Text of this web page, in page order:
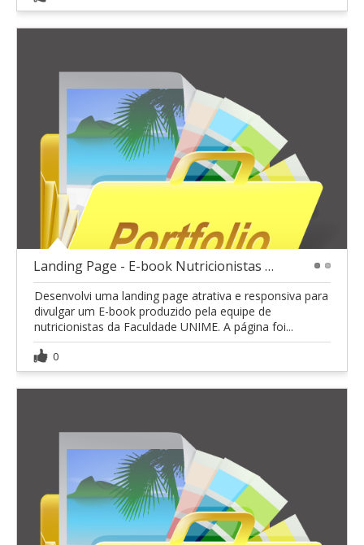
Landing Page - E-book Nutricionistas UNIME
Desenvolvi uma landing page atrativa e responsiva para
divulgar um E-book produzido pela equipe de
nutricionistas da Faculdade UNIME. A página foi...
0